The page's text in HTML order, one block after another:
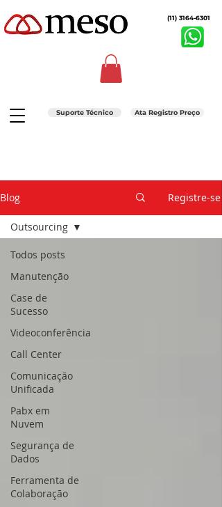
(11) 3164-6301
Suporte Técnico Ata Registro Preço
Blog Registre-se
Todos posts
Manutenção
Case de
Sucesso
Videoconferência
Call Center
Comunicação
Unificada
Pabx em
Nuvem
Segurança de
Dados
Ferramenta de
Colaboração
Outsourcing